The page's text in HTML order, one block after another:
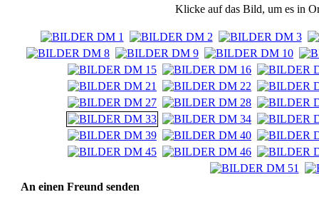
Klicke auf das Bild, um es in
An einen Freund senden